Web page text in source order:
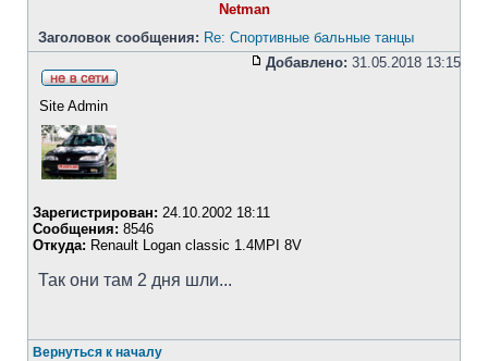
Netman
Заголовок сообщения: Re: Спортивные бальные танцы
Добавлено: 31.05.2018 13:15
Site Admin
Зарегистрирован: 24.10.2002 18:11
Сообщения: 8546
Откуда: Renault Logan classic 1.4MPI 8V
Так они там 2 дня шли...
Вернуться к началу